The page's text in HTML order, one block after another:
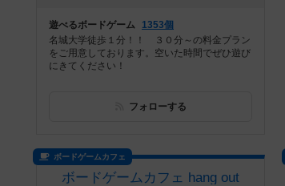
遊べるボードゲーム
1353個
名城大学徒歩１分！！ ３０分～の料金プラン
をご用意しております。空いた時間でぜひ遊び
にきてください！
フォローする
ボードゲームカフェ
ボードゲームカフェ hang out